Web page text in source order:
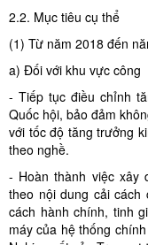
2.2. Mục tiêu cụ thể
(1) Từ năm 2018 đến
a) Đối với khu vực công
- Tiếp tục điều chỉnh
Quốc hội, bảo đảm
với tốc độ tăng trưởng
theo nghề.
- Hoàn thành việc xây
theo nội dung cải
cách hành chính, tinh
máy của hệ thống